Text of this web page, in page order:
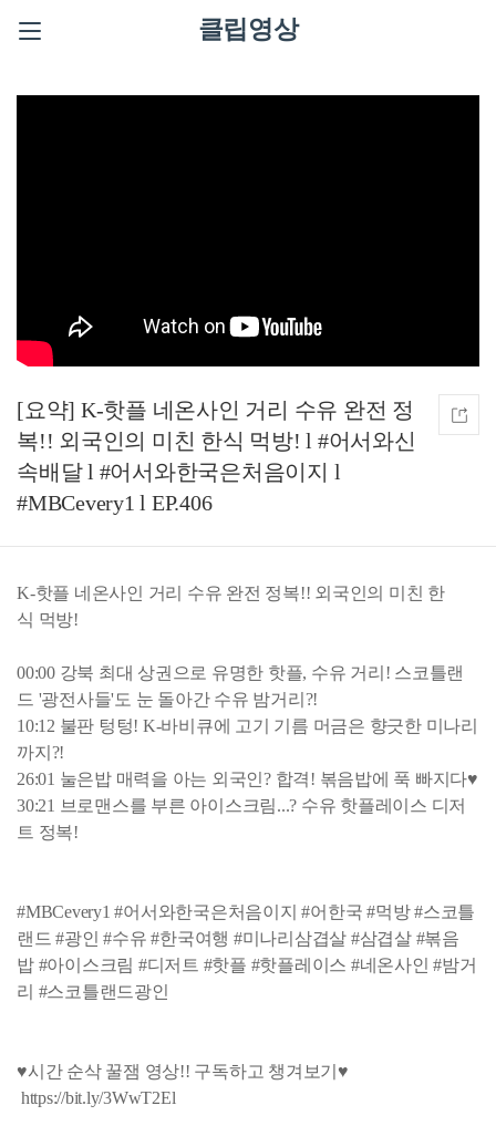
클립영상
[요약] K-핫플 네온사인 거리 수유 완전 정
복!! 외국인의 미친 한식 먹방! l #어서와신
속배달 l #어서와한국은처음이지 l
#MBCevery1 l EP.406
K-핫플 네온사인 거리 수유 완전 정복!! 외국인의 미친 한
식 먹방!
00:00 강북 최대 상권으로 유명한 핫플, 수유 거리! 스코틀랜
드 '광전사들'도 눈 돌아간 수유 밤거리?!
10:12 불판 텅텅! K-바비큐에 고기 기름 머금은 향긋한 미나리
까지?!
26:01 눌은밥 매력을 아는 외국인? 합격! 볶음밥에 푹 빠지다♥
30:21 브로맨스를 부른 아이스크림...? 수유 핫플레이스 디저
트 정복!
#MBCevery1 #어서와한국은처음이지 #어한국 #먹방 #스코틀
랜드 #광인 #수유 #한국여행 #미나리삼겹살 #삼겹살 #볶음
밥 #아이스크림 #디저트 #핫플 #핫플레이스 #네온사인 #밤거
리 #스코틀랜드광인
♥시간 순삭 꿀잼 영상!! 구독하고 챙겨보기♥
https://bit.ly/3WwT2El